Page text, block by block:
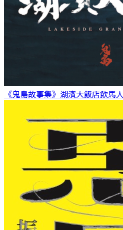
《鬼島故事集》湖濱大飯店飲馬人